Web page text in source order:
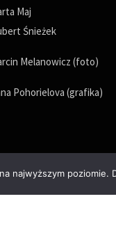
Maj
Śnieżek
Melanowicz (foto)
Pohorielova (grafika)
najwyższym